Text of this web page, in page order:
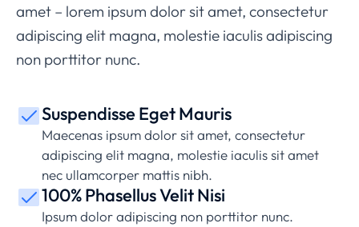
amet – lorem ipsum dolor sit amet, consectetur
adipiscing elit magna, molestie iaculis adipiscing
non porttitor nunc.
Suspendisse Eget Mauris
Maecenas ipsum dolor sit amet, consectetur
adipiscing elit magna, molestie iaculis sit amet
nec ullamcorper mattis nibh.
100% Phasellus Velit Nisi
Ipsum dolor adipiscing non porttitor nunc.